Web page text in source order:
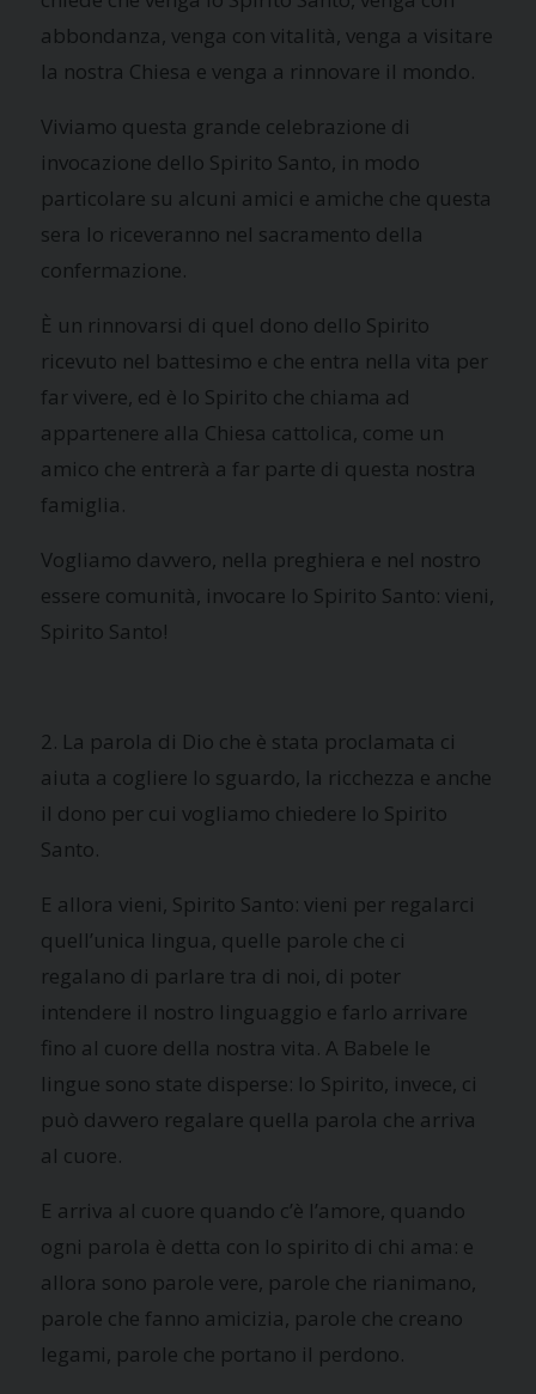
abbondanza, venga con vitalità, venga a visitare
la nostra Chiesa e venga a rinnovare il mondo.
Viviamo questa grande celebrazione di
invocazione dello Spirito Santo, in modo
particolare su alcuni amici e amiche che questa
sera lo riceveranno nel sacramento della
confermazione.
È un rinnovarsi di quel dono dello Spirito
ricevuto nel battesimo e che entra nella vita per
far vivere, ed è lo Spirito che chiama ad
appartenere alla Chiesa cattolica, come un
amico che entrerà a far parte di questa nostra
famiglia.
Vogliamo davvero, nella preghiera e nel nostro
essere comunità, invocare lo Spirito Santo: vieni,
Spirito Santo!
2. La parola di Dio che è stata proclamata ci
aiuta a cogliere lo sguardo, la ricchezza e anche
il dono per cui vogliamo chiedere lo Spirito
Santo.
E allora vieni, Spirito Santo: vieni per regalarci
quell’unica lingua, quelle parole che ci
regalano di parlare tra di noi, di poter
intendere il nostro linguaggio e farlo arrivare
fino al cuore della nostra vita. A Babele le
lingue sono state disperse: lo Spirito, invece, ci
può davvero regalare quella parola che arriva
al cuore.
E arriva al cuore quando c’è l’amore, quando
ogni parola è detta con lo spirito di chi ama: e
allora sono parole vere, parole che rianimano,
parole che fanno amicizia, parole che creano
legami, parole che portano il perdono.